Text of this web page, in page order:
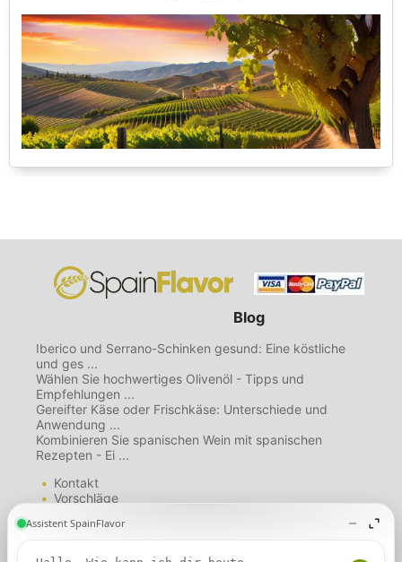
Blog
Iberico und Serrano-Schinken gesund: Eine köstliche
und ges ...
Wählen Sie hochwertiges Olivenöl - Tipps und
Empfehlungen ...
Gereifter Käse oder Frischkäse: Unterschiede und
Anwendung ...
Kombinieren Sie spanischen Wein mit spanischen
Rezepten - Ei ...
Kontakt
Vorschläge
Über uns
Datenschutzbestimmungen
Cookies. Wenn Sie diese Seite